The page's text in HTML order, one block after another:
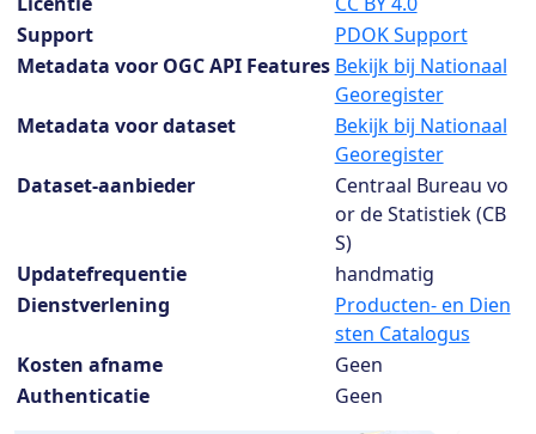
Support
PDOK Support
Metadata voor OGC API Features Bekijk bij Nationaal
Georegister
Metadata voor dataset
Bekijk bij Nationaal
Georegister
Dataset-aanbieder
Centraal Bureau vo
or de Statistiek (CB
S)
Updatefrequentie
handmatig
Dienstverlening
Producten- en Dien
sten Catalogus
Kosten afname
Geen
Authenticatie
Geen